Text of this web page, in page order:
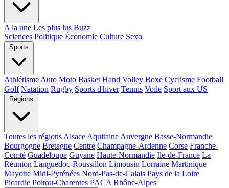
A la une Les plus lus Buzz
Sciences Politique Économie Culture Sexo
Sports
Athlétisme Auto Moto Basket Hand Volley Boxe Cyclisme Football
Golf Natation Rugby Sports d'hiver Tennis Voile Sport aux US
Régions
Toutes les régions Alsace Aquitaine Auvergne Basse-Normandie
Bourgogne Bretagne Centre Champagne-Ardenne Corse Franche-
Comté Guadeloupe Guyane Haute-Normandie Ile-de-France La
Réunion Languedoc-Roussillon Limousin Lorraine Martinique
Mayotte Midi-Pyrénées Nord-Pas-de-Calais Pays de la Loire
Picardie Poitou-Charentes PACA Rhône-Alpes